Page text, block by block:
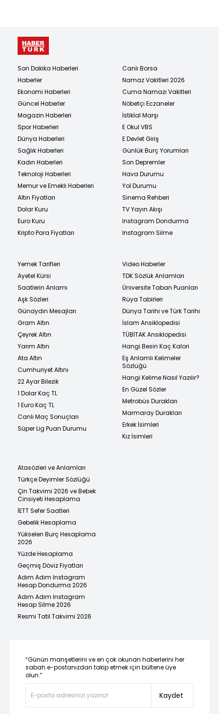
Son Dakika Haberleri
Haberler
Ekonomi Haberleri
Güncel Haberler
Magazin Haberleri
Spor Haberleri
Dünya Haberleri
Sağlık Haberleri
Kadın Haberleri
Teknoloji Haberleri
Memur ve Emekli Haberleri
Altın Fiyatları
Dolar Kuru
Euro Kuru
Kripto Para Fiyatları
Canlı Borsa
Namaz Vakitleri 2026
Cuma Namazı Vakitleri
Nöbetçi Eczaneler
İstiklal Marşı
E Okul VBS
E Devlet Giriş
Günlük Burç Yorumları
Son Depremler
Hava Durumu
Yol Durumu
Sinema Rehberi
TV Yayın Akışı
Instagram Dondurma
Instagram Silme
Yemek Tarifleri
Ayetel Kürsi
Saatlerin Anlamı
Aşk Sözleri
Günaydın Mesajları
Gram Altın
Çeyrek Altın
Yarım Altın
Ata Altın
Cumhuriyet Altını
22 Ayar Bilezik
1 Dolar Kaç TL
1 Euro Kaç TL
Canlı Maç Sonuçları
Süper Lig Puan Durumu
Video Haberler
TDK Sözlük Anlamları
Üniversite Taban Puanları
Rüya Tabirleri
Dünya Tarihi ve Türk Tarihi
İslam Ansiklopedisi
TÜBİTAK Ansiklopedisi
Hangi Besin Kaç Kalori
Eş Anlamlı Kelimeler
Sözlüğü
Hangi Kelime Nasıl Yazılır?
En Güzel Sözler
Metrobüs Durakları
Marmaray Durakları
Erkek İsimleri
Kız İsimleri
Atasözleri ve Anlamları
Türkçe Deyimler Sözlüğü
Çin Takvimi 2026 ve Bebek
Cinsiyeti Hesaplama
İETT Sefer Saatleri
Gebelik Hesaplama
Yükselen Burç Hesaplama
2026
Yüzde Hesaplama
Geçmiş Döviz Fiyatları
Adım Adım Instagram
Hesap Dondurma 2026
Adım Adım Instagram
Hesap Silme 2026
Resmi Tatil Takvimi 2026
“Günün manşetlerini ve en çok okunan haberlerini her
sabah e-postanızdan takip etmek için bültene üye
olun.”
Kaydet